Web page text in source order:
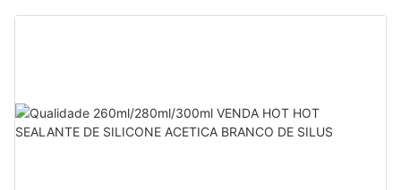
de silicone acético de calha LED